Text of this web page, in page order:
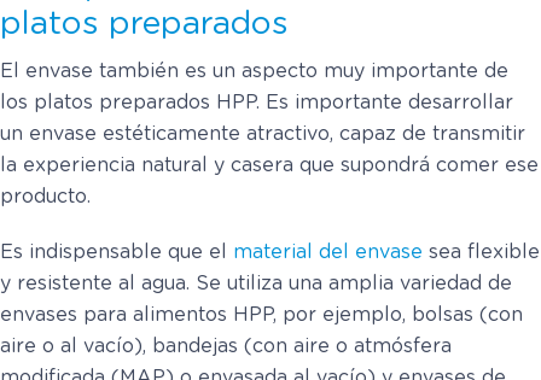
platos preparados
El envase también es un aspecto muy importante de
los platos preparados HPP. Es importante desarrollar
un envase estéticamente atractivo, capaz de transmitir
la experiencia natural y casera que supondrá comer ese
producto.
Es indispensable que el material del envase sea flexible
y resistente al agua. Se utiliza una amplia variedad de
envases para alimentos HPP, por ejemplo, bolsas (con
aire o al vacío), bandejas (con aire o atmósfera